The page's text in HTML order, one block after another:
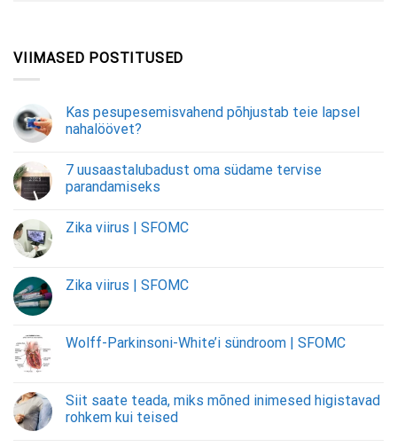
VIIMASED POSTITUSED
Kas pesupesemisvahend põhjustab teie lapsel
nahalöövet?
7 uusaastalubadust oma südame tervise
parandamiseks
Zika viirus | SFOMC
Zika viirus | SFOMC
Wolff-Parkinsoni-White’i sündroom | SFOMC
Siit saate teada, miks mõned inimesed higistavad
rohkem kui teised